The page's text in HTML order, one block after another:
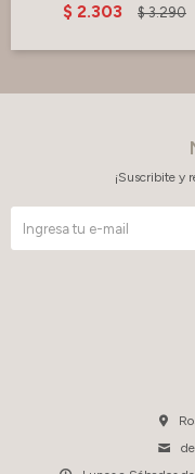
$ 2.303 $ 3.290
¡Suscribite y